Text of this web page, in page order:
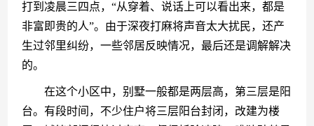
打到凌晨三四点，“从穿着、说话上可以看出来，都是
非富即贵的人”。由于深夜打麻将声音太大扰民，还产
生过邻里纠纷，一些邻居反映情况，最后还是调解解决
的。
在这个小区中，别墅一般都是两层高，第三层是阳
台。有段时间，不少住户将三层阳台封闭，改建为楼